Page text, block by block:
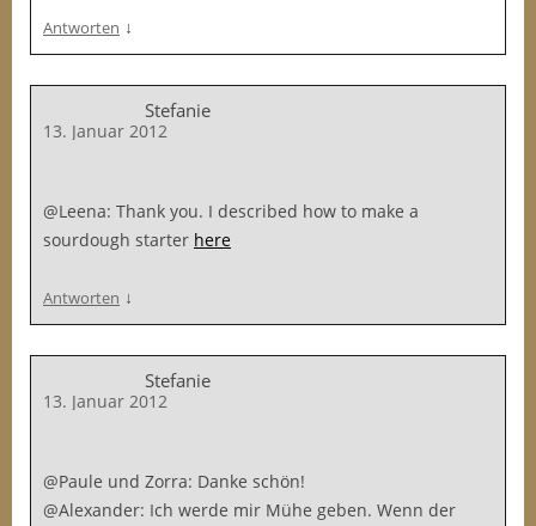
Antworten ↓
Stefanie
13. Januar 2012
@Leena: Thank you. I described how to make a
sourdough starter here
Antworten ↓
Stefanie
13. Januar 2012
@Paule und Zorra: Danke schön!
@Alexander: Ich werde mir Mühe geben. Wenn der